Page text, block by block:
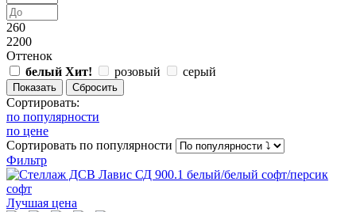
260
2200
Оттенок
белый Хит! розовый серый
Сортировать:
по популярности
по цене
Сортировать по популярности
Фильтр
Лучшая цена